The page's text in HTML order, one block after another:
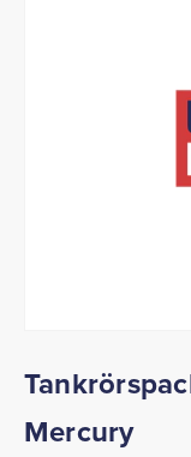
Mercury